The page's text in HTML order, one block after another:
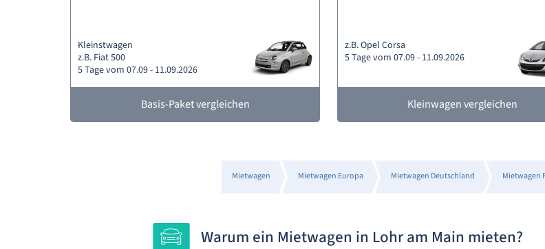
Kleinstwagen
z.B. Fiat 500
5 Tage vom 07.09 - 11.09.2026
Basis-Paket vergleichen
z.B. Opel Corsa
5 Tage vom 07.09 - 11.09.2026
Kleinwagen vergleichen
Mietwagen Mietwagen Europa Mietwagen Deutschland Mietwagen
Warum ein Mietwagen in Lohr am Main mieten?